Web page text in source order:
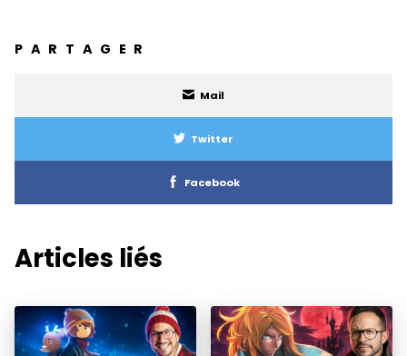
PARTAGER
Mail
Twitter
Facebook
Articles liés